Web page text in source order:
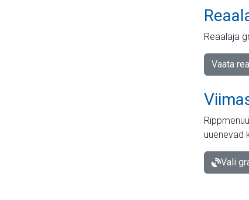
Reaalaja
Vaata
uuenevad
Vali